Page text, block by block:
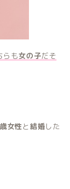
らも女の子だそ
女性と結婚した